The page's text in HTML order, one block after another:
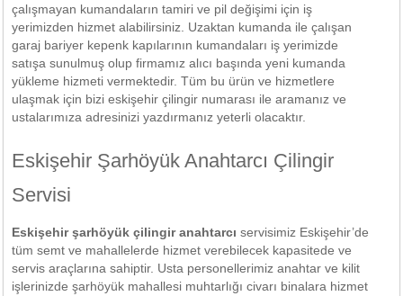
çalışmayan kumandaların tamiri ve pil değişimi için iş
yerimizden hizmet alabilirsiniz. Uzaktan kumanda ile çalışan
garaj bariyer kepenk kapılarının kumandaları iş yerimizde
satışa sunulmuş olup firmamız alıcı başında yeni kumanda
yükleme hizmeti vermektedir. Tüm bu ürün ve hizmetlere
ulaşmak için bizi eskişehir çilingir numarası ile aramanız ve
ustalarımıza adresinizi yazdırmanız yeterli olacaktır.
Eskişehir Şarhöyük Anahtarcı Çilingir
Servisi
Eskişehir şarhöyük çilingir anahtarcı servisimiz Eskişehir’de
tüm semt ve mahallelerde hizmet verebilecek kapasitede ve
servis araçlarına sahiptir. Usta personellerimiz anahtar ve kilit
işlerinizde şarhöyük mahallesi muhtarlığı civarı binalara hizmet